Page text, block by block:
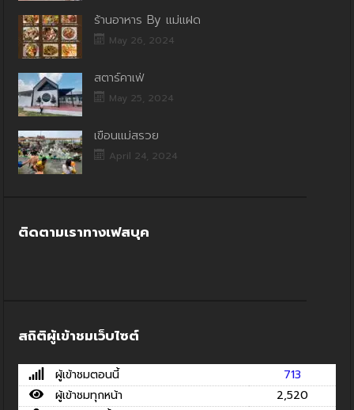
ร้านอาหาร By แม่แฝด
May 26, 2024
สตาร์คาเฟ่
May 25, 2024
เขื่อนแม่สรวย
April 24, 2024
ติดตามเราทางเฟสบุค
สถิติผู้เข้าชมเว็บไซต์
ผู้เข้าชมตอนนี้
713
ผู้เข้าชมทุกหน้า
2,520